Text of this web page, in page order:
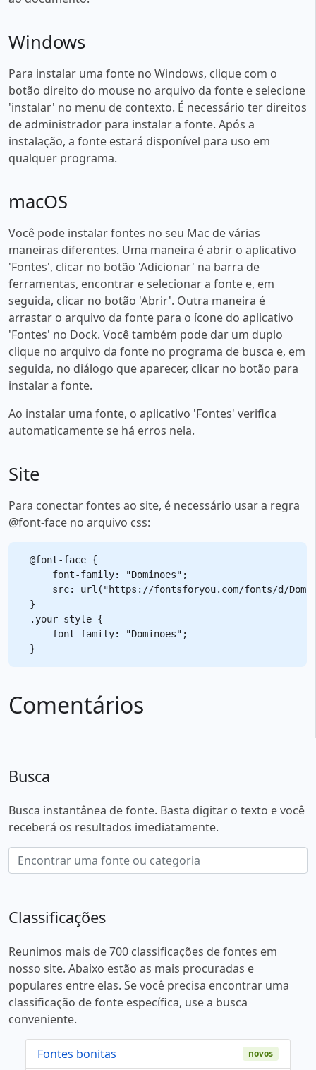
Windows
Para instalar uma fonte no Windows, clique com o
botão direito do mouse no arquivo da fonte e selecione
'instalar' no menu de contexto. É necessário ter direitos
de administrador para instalar a fonte. Após a
instalação, a fonte estará disponível para uso em
qualquer programa.
macOS
Você pode instalar fontes no seu Mac de várias
maneiras diferentes. Uma maneira é abrir o aplicativo
'Fontes', clicar no botão 'Adicionar' na barra de
ferramentas, encontrar e selecionar a fonte e, em
seguida, clicar no botão 'Abrir'. Outra maneira é
arrastar o arquivo da fonte para o ícone do aplicativo
'Fontes' no Dock. Você também pode dar um duplo
clique no arquivo da fonte no programa de busca e, em
seguida, no diálogo que aparecer, clicar no botão para
instalar a fonte.
Ao instalar uma fonte, o aplicativo 'Fontes' verifica
automaticamente se há erros nela.
Site
Para conectar fontes ao site, é necessário usar a regra
@font-face no arquivo css:
@font-face {
    font-family: "Dominoes";
src: url("https://fontsforyou.com/fonts/d/
}
.your-style {
    font-family: "Dominoes";
Comentários
Busca
Busca instantânea de fonte. Basta digitar o texto e você
receberá os resultados imediatamente.
Classificações
Reunimos mais de 700 classificações de fontes em
nosso site. Abaixo estão as mais procuradas e
populares entre elas. Se você precisa encontrar uma
classificação de fonte específica, use a busca
conveniente.
Fontes bonitas novos